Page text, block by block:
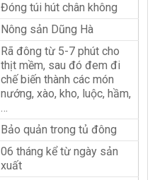
Đóng túi hút chân không
Nông sản Dũng Hà
Rã đông từ 5-7 phút cho
thịt mềm, sau đó đem đi
chế biến thành các món
nướng, xào, kho, luộc, hầm,
…
Bảo quản trong tủ đông
06 tháng kể từ ngày sản
xuất